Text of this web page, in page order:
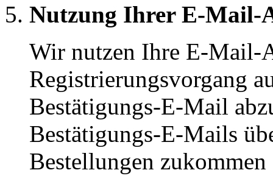
Nutzung Ihrer E-Mail-
Wir nutzen Ihre E-Mail-
Registrierungsvorgang
Bestätigungs-E-Mail
Bestätigungs-E-Mails
Bestellungen zukommen